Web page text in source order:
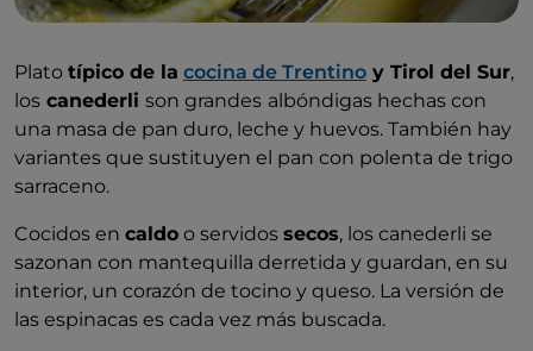
Plato típico de la cocina de Trentino y Tirol del Sur,
los canederli son grandes albóndigas hechas con
una masa de pan duro, leche y huevos. También hay
variantes que sustituyen el pan con polenta de trigo
sarraceno.
Cocidos en caldo o servidos secos, los canederli se
sazonan con mantequilla derretida y guardan, en su
interior, un corazón de tocino y queso. La versión de
las espinacas es cada vez más buscada.